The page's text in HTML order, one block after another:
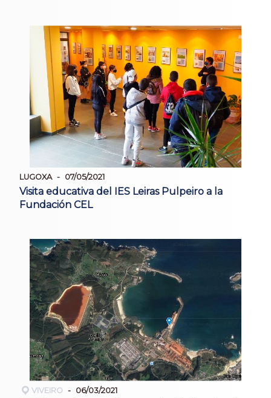
LUGOXA 07/05/2021
Visita educativa del IES Leiras Pulpeiro a la
Fundación CEL
VIVEIRO 06/03/2021